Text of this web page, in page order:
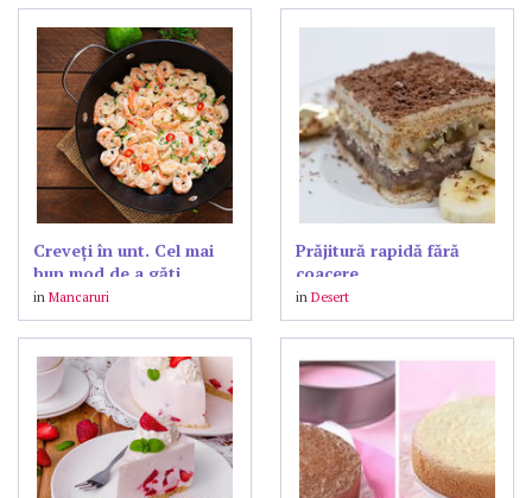
Creveți în unt. Cel mai
bun mod de a găti
creveții
in Mancaruri
Prăjitură rapidă fără
coacere
in Desert